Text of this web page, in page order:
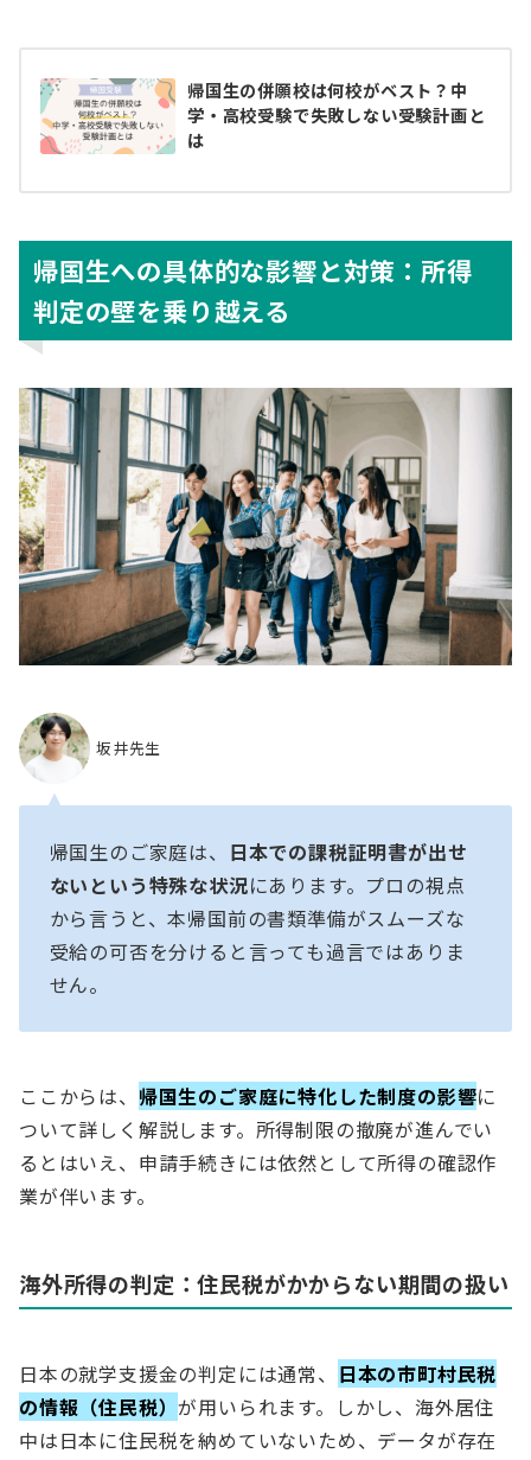
帰国生の併願校は何校がベスト？中
学・高校受験で失敗しない受験計画と
は
帰国生への具体的な影響と対策：所得
判定の壁を乗り越える
坂井先生
帰国生のご家庭は、 日本での課税証明書が出せ
ないという特殊な状況にあります。プロの視点
から言うと、本帰国前の書類準備がスムーズな
受給の可否を分けると言っても過言ではありま
せん。
ここからは、 帰国生のご家庭に特化した制度の影響に
ついて詳しく解説します。所得制限の撤廃が進んでい
るとはいえ、申請手続きには依然として所得の確認作
業が伴います。
海外所得の判定：住民税がかからない期間の扱い
日本の就学支援金の判定には通常、 日本の市町村民税
の情報（住民税）が用いられます。しかし、海外居住
中は日本に住民税を納めていないため、データが存在